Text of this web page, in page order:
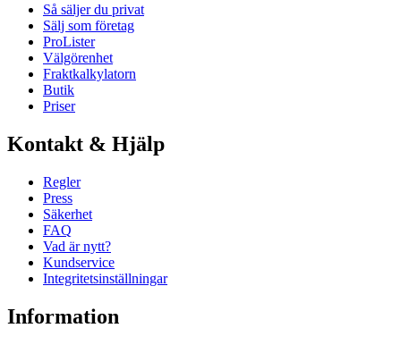
Så säljer du privat
Sälj som företag
ProLister
Välgörenhet
Fraktkalkylatorn
Butik
Priser
Kontakt & Hjälp
Regler
Press
Säkerhet
FAQ
Vad är nytt?
Kundservice
Integritetsinställningar
Information